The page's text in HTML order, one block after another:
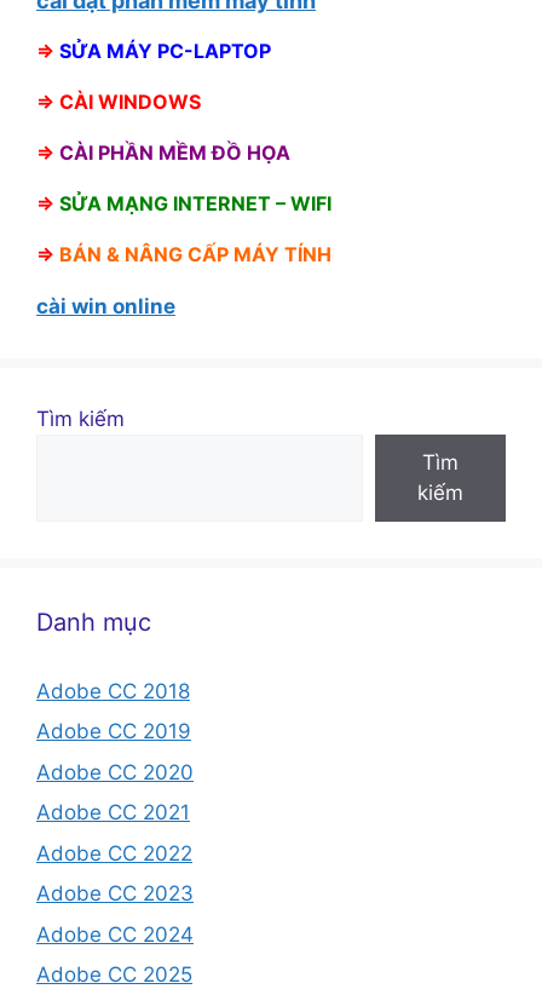
⇒ SỬA MÁY PC-LAPTOP
⇒ CÀI WINDOWS
⇒ CÀI PHẦN MỀM ĐỒ HỌA
⇒ SỬA MẠNG INTERNET – WIFI
⇒ BÁN & NÂNG CẤP MÁY TÍNH
cài win online
Tìm kiếm
Tìm
kiếm
Danh mục
Adobe CC 2018
Adobe CC 2019
Adobe CC 2020
Adobe CC 2021
Adobe CC 2022
Adobe CC 2023
Adobe CC 2024
Adobe CC 2025